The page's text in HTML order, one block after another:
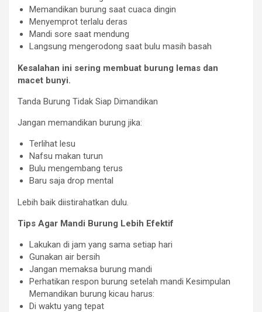
Memandikan burung saat cuaca dingin
Menyemprot terlalu deras
Mandi sore saat mendung
Langsung mengerodong saat bulu masih basah
Kesalahan ini sering membuat burung lemas dan
macet bunyi.
Tanda Burung Tidak Siap Dimandikan
Jangan memandikan burung jika:
Terlihat lesu
Nafsu makan turun
Bulu mengembang terus
Baru saja drop mental
Lebih baik diistirahatkan dulu.
Tips Agar Mandi Burung Lebih Efektif
Lakukan di jam yang sama setiap hari
Gunakan air bersih
Jangan memaksa burung mandi
Perhatikan respon burung setelah mandi Kesimpulan
Memandikan burung kicau harus:
Di waktu yang tepat